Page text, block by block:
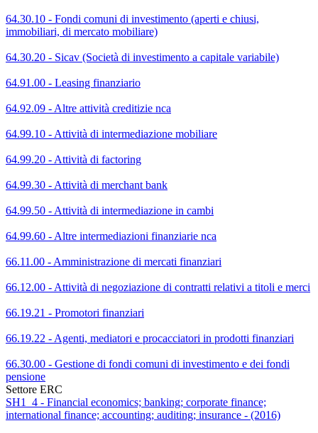
64.30.10 - Fondi comuni di investimento (aperti e chiusi,
immobiliari, di mercato mobiliare)
64.30.20 - Sicav (Società di investimento a capitale variabile)
64.91.00 - Leasing finanziario
64.92.09 - Altre attività creditizie nca
64.99.10 - Attività di intermediazione mobiliare
64.99.20 - Attività di factoring
64.99.30 - Attività di merchant bank
64.99.50 - Attività di intermediazione in cambi
64.99.60 - Altre intermediazioni finanziarie nca
66.11.00 - Amministrazione di mercati finanziari
66.12.00 - Attività di negoziazione di contratti relativi a titoli e merci
66.19.21 - Promotori finanziari
66.19.22 - Agenti, mediatori e procacciatori in prodotti finanziari
66.30.00 - Gestione di fondi comuni di investimento e dei fondi
pensione
Settore ERC
SH1_4 - Financial economics; banking; corporate finance;
international finance; accounting; auditing; insurance - (2016)